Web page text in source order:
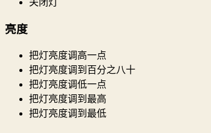
亮度
把灯亮度调高一点
把灯亮度调到百分之八十
把灯亮度调低一点
把灯亮度调到最高
把灯亮度调到最低